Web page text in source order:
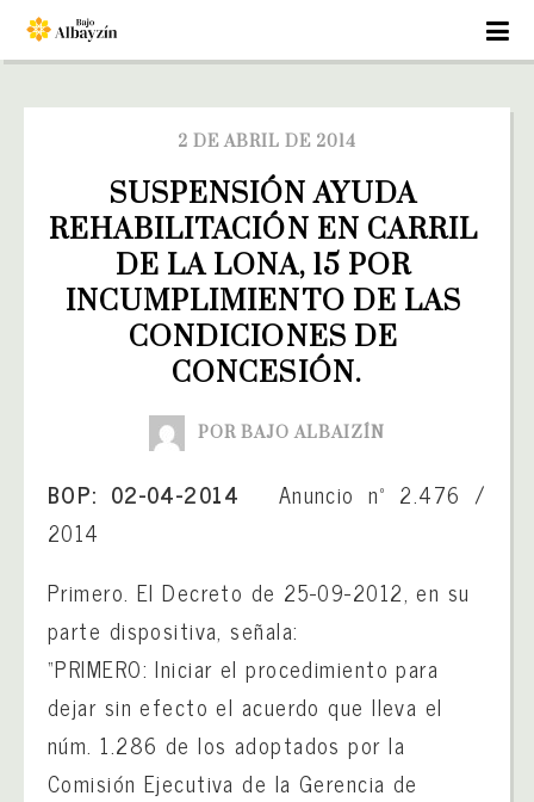
2 DE ABRIL DE 2014
SUSPENSIÓN AYUDA
REHABILITACIÓN EN CARRIL
DE LA LONA, 15 POR
INCUMPLIMIENTO DE LAS
CONDICIONES DE
CONCESIÓN.
POR BAJO ALBAIZÍN
BOP: 02-04-2014 Anuncio nº 2.476 /
2014
Primero. El Decreto de 25-09-2012, en su
parte dispositiva, señala:
“PRIMERO: Iniciar el procedimiento para
dejar sin efecto el acuerdo que lleva el
núm. 1.286 de los adoptados por la
Comisión Ejecutiva de la Gerencia de